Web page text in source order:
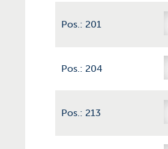
Pos.: 201
Pos.: 204
Pos.: 213